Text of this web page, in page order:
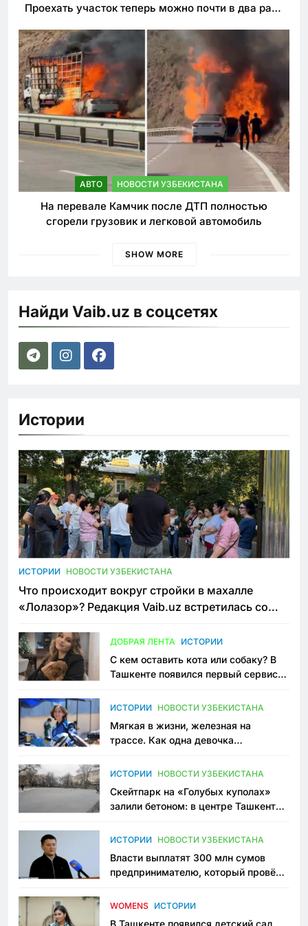
Проехать участок теперь можно почти в два раза
АВТО НОВОСТИ УЗБЕКИСТАНА
На перевале Камчик после ДТП полностью
сгорели грузовик и легковой автомобиль
SHOW MORE
Найди Vaib.uz в соцсетях
Истории
ИСТОРИИ НОВОСТИ УЗБЕКИСТАНА
Что происходит вокруг стройки в махалле
«Лолазор»? Редакция Vaib.uz встретилась со
ДОБРАЯ ЛЕНТА ИСТОРИИ
С кем оставить кота или собаку? В
Ташкенте появился первый сервис
ИСТОРИИ НОВОСТИ УЗБЕКИСТАНА
Мягкая в жизни, железная на
трассе. Как одна девочка
Узбекистане
ИСТОРИИ НОВОСТИ УЗБЕКИСТАНА
Скейтпарк на «Голубых куполах»
залили бетоном: в центре Ташкента
пространство
ИСТОРИИ НОВОСТИ УЗБЕКИСТАНА
Власти выплатят 300 млн сумов
предпринимателю, который провёл
приговору
WOMENS ИСТОРИИ
В Ташкенте появился детский сад,